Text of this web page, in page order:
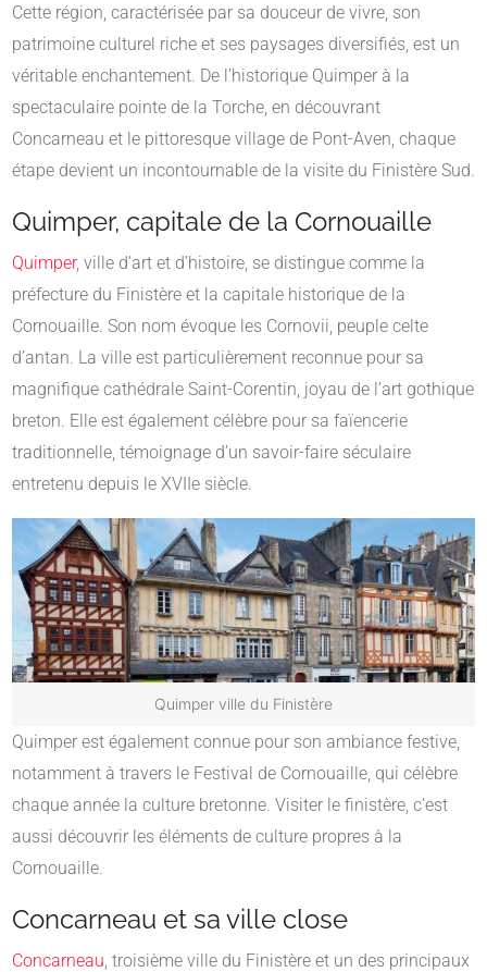
Cette région, caractérisée par sa douceur de vivre, son
patrimoine culturel riche et ses paysages diversifiés, est un
véritable enchantement. De l’historique Quimper à la
spectaculaire pointe de la Torche, en découvrant
Concarneau et le pittoresque village de Pont-Aven, chaque
étape devient un incontournable de la visite du Finistère Sud.
Quimper, capitale de la Cornouaille
Quimper, ville d’art et d’histoire, se distingue comme la
préfecture du Finistère et la capitale historique de la
Cornouaille. Son nom évoque les Cornovii, peuple celte
d’antan. La ville est particulièrement reconnue pour sa
magnifique cathédrale Saint-Corentin, joyau de l’art gothique
breton. Elle est également célèbre pour sa faïencerie
traditionnelle, témoignage d’un savoir-faire séculaire
entretenu depuis le XVIIe siècle.
Quimper ville du Finistère
Quimper est également connue pour son ambiance festive,
notamment à travers le Festival de Cornouaille, qui célèbre
chaque année la culture bretonne. Visiter le finistère, c’est
aussi découvrir les éléments de culture propres à la
Cornouaille.
Concarneau et sa ville close
Concarneau , troisième ville du Finistère et un des principaux